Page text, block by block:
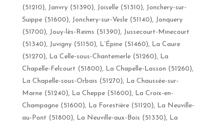
(51210), Janvry (51390), Joiselle (51310), Jonchery-sur-
Suippe (51600), Jonchery-sur-Vesle (51140), Jonquery
(51700), Jouy-lès-Reims (51390), Jussecourt-Minecourt
(51340), Juvigny (51150), L’Épine (51460), La Caure
(51270), La Celle-sous-Chantemerle (51260), La
Chapelle-Felcourt (51800), La Chapelle-Lasson (51260),
La Chapelle-sous-Orbais (51270), La Chaussée-sur-
Marne (51240), La Cheppe (51600), La Croix-en-
Champagne (51600), La Forestière (51120), La Neuville-
au-Pont (51800), La Neuville-aux-Bois (51330), La